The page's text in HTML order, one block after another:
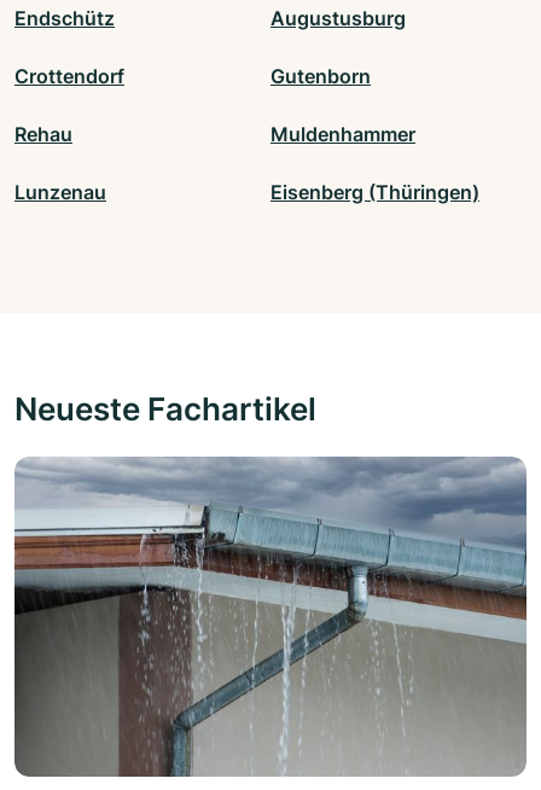
Endschütz Augustusburg
Crottendorf Gutenborn
Rehau Muldenhammer
Lunzenau Eisenberg (Thüringen)
Neueste Fachartikel